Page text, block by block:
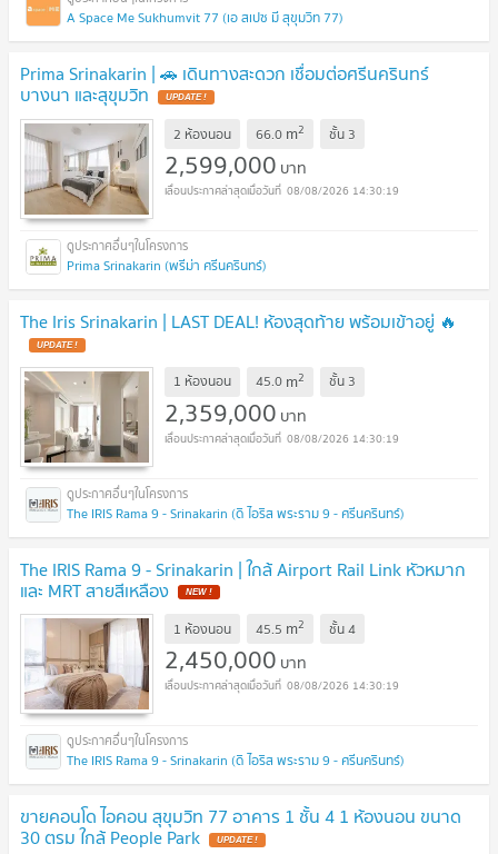
A Space Me Sukhumvit 77 (เอ สเปซ มี สุขุมวิท 77)
Prima Srinakarin | 🚗 เดินทางสะดวก เชื่อมต่อศรีนครินทร์
บางนา และสุขุมวิท UPDATE !
2 ห้องนอน 66.0 m2 ชั้น 3
2,599,000 บาท
08/08/2026 14:30:19
Prima Srinakarin (พรีม่า ศรีนครินทร์)
The Iris Srinakarin | LAST DEAL! ห้องสุดท้าย พร้อมเข้าอยู่ 🔥
UPDATE !
1 ห้องนอน 45.0 m2 ชั้น 3
2,359,000 บาท
08/08/2026 14:30:19
The IRIS Rama 9 - Srinakarin (ดิ ไอริส พระราม 9 - ศรีนครินทร์)
The IRIS Rama 9 - Srinakarin | ใกล้ Airport Rail Link หัวหมาก
และ MRT สายสีเหลือง NEW !
1 ห้องนอน 45.5 m2 ชั้น4
2,450,000 บาท
08/08/2026 14:30:19
The IRIS Rama 9 - Srinakarin (ดิ ไอริส พระราม 9 - ศรีนครินทร์)
ขายคอนโด ไอคอน สุขุมวิท 77 อาคาร 1 ชั้น 4 1 ห้องนอน ขนาด
30 ตรม ใกล้ People Park UPDATE !